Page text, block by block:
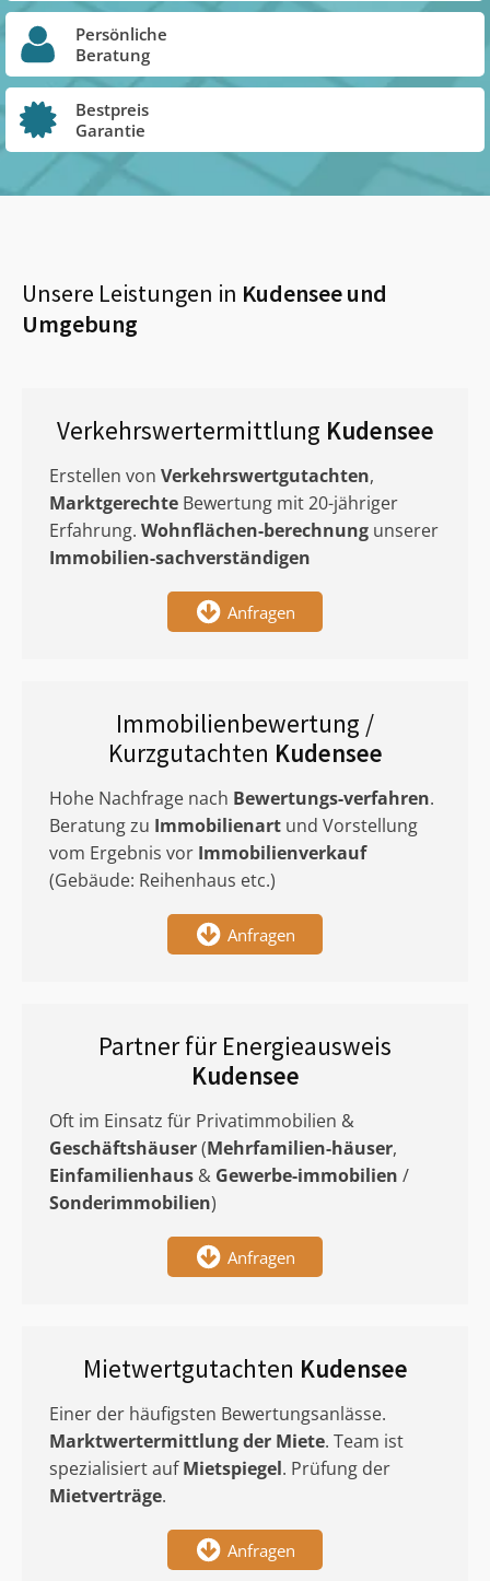
Persönliche
Beratung
Bestpreis
Garantie
Unsere Leistungen in Kudenseeund
Umgebung
Verkehrswertermittlung Kudensee
Erstellen von Verkehrswertgutachten,
Marktgerechte Bewertung mit 20-jähriger
Erfahrung. Wohnflächen-berechnung unserer
Immobilien-sachverständigen
Anfragen
Immobilienbewertung /
Kurzgutachten Kudensee
Hohe Nachfrage nach Bewertungs-verfahren.
Beratung zu Immobilienart und Vorstellung
vom Ergebnis vor Immobilienverkauf
(Gebäude: Reihenhaus etc.)
Anfragen
Partner für Energieausweis
Kudensee
Oft im Einsatz für Privatimmobilien &
Geschäftshäuser(Mehrfamilien-häuser,
Einfamilienhaus & Gewerbe-immobilien /
Sonderimmobilien)
Anfragen
Mietwertgutachten Kudensee
Einer der häufigsten Bewertungsanlässe.
Marktwertermittlungder Miete. Team ist
spezialisiert aufMietspiegel. Prüfung der
Mietverträge.
Anfragen